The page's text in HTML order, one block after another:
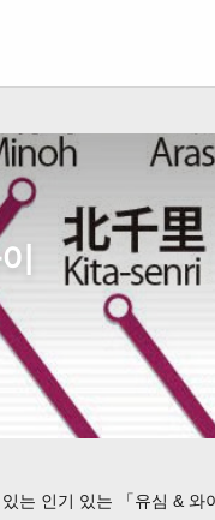
는 인기 있는 「유심 & 와